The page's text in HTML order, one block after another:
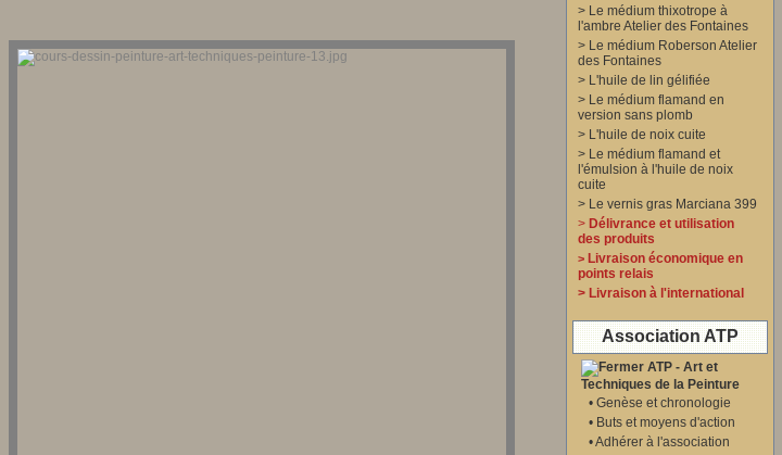
> Le médium thixotrope à
l'ambre Atelier des Fontaines
> Le médium Roberson Atelier
des Fontaines
> L'huile de lin gélifiée
> Le médium flamand en
version sans plomb
> L'huile de noix cuite
> Le médium flamand et
l'émulsion à l'huile de noix
cuite
> Le vernis gras Marciana 399
> Délivrance et utilisation
des produits
> Livraison économique en
points relais
> Livraison à l'international
Association ATP
ATP - Art et
Techniques de la Peinture
• Genèse et chronologie
• Buts et moyens d'action
•Adhérer à l'association